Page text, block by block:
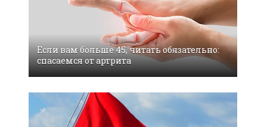
Если вам больше 45, читать обязательно:
спасаемся от артрита